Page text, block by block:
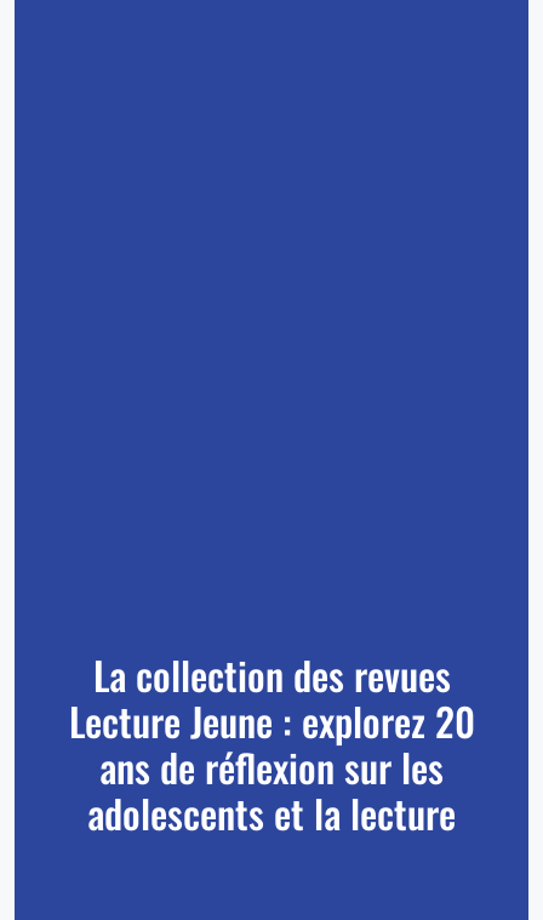
La collection des revues
Lecture Jeune : explorez 20
ans de réflexion sur les
adolescents et la lecture